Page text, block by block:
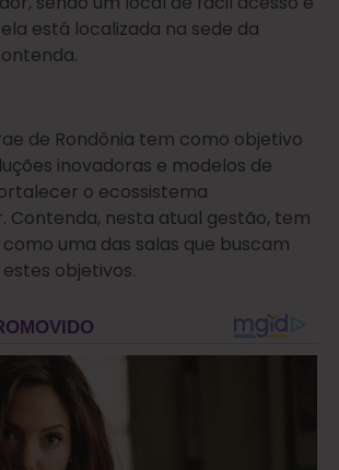
está localizada na sede da
de Rondônia tem como objetivo
inovadoras e modelos de
o ecossistema
Contenda, nesta atual gestão, tem
uma das salas que buscam
objetivos.